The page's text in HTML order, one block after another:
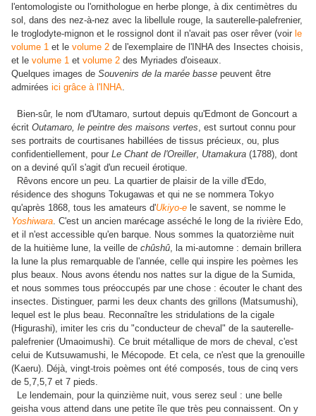
l'entomologiste ou l'ornithologue en herbe plonge, à dix centimètres du
sol, dans des nez-à-nez avec la libellule rouge, la sauterelle-palefrenier,
le troglodyte-mignon et le rossignol dont il n'avait pas oser rêver (voir le
volume 1 et le volume 2 de l'exemplaire de l'INHA des Insectes choisis,
et le volume 1 et volume 2 des Myriades d'oiseaux.
Quelques images de Souvenirs de la marée basse peuvent être
admirées ici grâce à l'INHA.
Bien-sûr, le nom d'Utamaro, surtout depuis qu'Edmont de Goncourt a
écrit Outamaro, le peintre des maisons vertes, est surtout connu pour
ses portraits de courtisanes habillées de tissus précieux, ou, plus
confidentiellement, pour Le Chant de l'Oreiller, Utamakura (1788), dont
on a deviné qu'il s'agit d'un recueil érotique.
Rêvons encore un peu. La quartier de plaisir de la ville d'Edo,
résidence des shoguns Tokugawas et qui ne se nommera Tokyo
qu'après 1868, tous les amateurs d'Ukiyo-e le savent, se nomme le
Yoshiwara. C'est un ancien marécage asséché le long de la rivière Edo,
et il n'est accessible qu'en barque. Nous sommes la quatorzième nuit
de la huitième lune, la veille de chûshû, la mi-automne : demain brillera
la lune la plus remarquable de l'année, celle qui inspire les poèmes les
plus beaux. Nous avons étendu nos nattes sur la digue de la Sumida,
et nous sommes tous préoccupés par une chose : écouter le chant des
insectes. Distinguer, parmi les deux chants des grillons (Matsumushi),
lequel est le plus beau. Reconnaître les stridulations de la cigale
(Higurashi), imiter les cris du "conducteur de cheval" de la sauterelle-
palefrenier (Umaoimushi). Ce bruit métallique de mors de cheval, c'est
celui de Kutsuwamushi, le Mécopode. Et cela, ce n'est que la grenouille
(Kaeru). Déjà, vingt-trois poèmes ont été composés, tous de cinq vers
de 5,7,5,7 et 7 pieds.
Le lendemain, pour la quinzième nuit, vous serez seul : une belle
geisha vous attend dans une petite île que très peu connaissent. On y